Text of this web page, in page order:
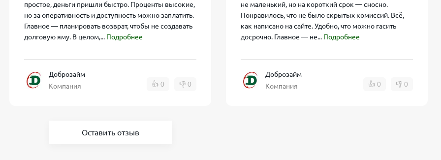
займы, причём бесплатная неделя распространяется даже
большую лояльность к заёмщикам с плохой кредитной
вам нужны, плюс от итогового одобрения системы. Можно
на суммы вплоть до 100 000 на продолжительный срок, а
с бесплатной неделей.
МФО «Саммит». Информация о ней часто встречается рядом с
простое, деньги пришли быстро. Проценты высокие,
но за оперативность и доступность можно заплатить.
Главное — планировать возврат, чтобы не создавать
долговую яму. В целом,... Подробнее
Доброзайм
Компания
👍 0 👎 0
не маленький, но на короткий срок — сносно.
Понравилось, что не было скрытых комиссий. Всё,
как написано на сайте. Удобно, что можно гасить
досрочно. Главное — не... Подробнее
Доброзайм
Компания
👍 0 👎 0
Оставить отзыв